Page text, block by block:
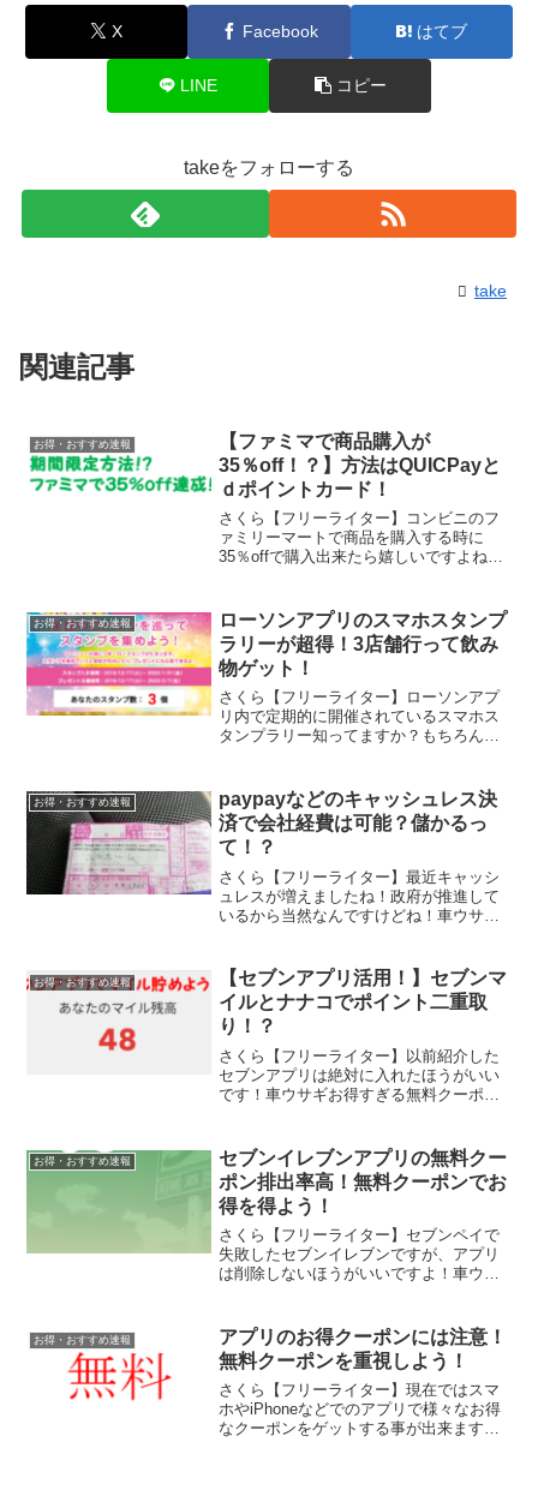
X Facebook はてブ
LINE コピー
takeをフォローする
take
関連記事
お得・おすすめ速報
【ファミマで商品購入が
35％off！？】方法はQUICPayと
ｄポイントカード！
さくら【フリーライター】コンビニのフ
ァミリーマートで商品を購入する時に
35％offで購入出来たら嬉しいですよね！
定ですが出来ます！ファミマ商品35％off
達成に必要な物...
お得・おすすめ速報
ローソンアプリのスマホスタンプ
ラリーが超得！3店舗行って飲み
物ゲット！
さくら【フリーライター】ローソンアプ
リ内で定期的に開催されているスマホス
タンプラリー知ってますか？もちろん！
「スマホスタンプラリー」です！スマホ
の位置情報をオンにして、近...
お得・おすすめ速報
paypayなどのキャッシュレス決
済で会社経費は可能？儲かるっ
て！？
さくら【フリーライター】最近キャッシ
ュレスが増えましたね！政府が推進して
いるから当然なんですけどね！車ウサギ
さくら【フリーライター】その通り！今
回は経費とキャッシュレス...
お得・おすすめ速報
【セブンアプリ活用！】セブンマ
イルとナナコでポイント二重取
り！？
さくら【フリーライター】以前紹介した
セブンアプリは絶対に入れたほうがいい
です！車ウサギお得すぎる無料クーポン
すよね！さくら【フリーライター】そ
う！その他にもナナコと連携...
お得・おすすめ速報
セブンイレブンアプリの無料クー
ポン排出率高！無料クーポンでお
得を得よう！
さくら【フリーライター】セブンペイで
失敗したセブンイレブンですが、アプリ
は削除しないほうがいいですよ！車ウサ
機能が無くてもとってもお得なアプリな
んです！セブンイレブンの...
お得・おすすめ速報
アプリのお得クーポンには注意！
無料クーポンを重視しよう！
さくら【フリーライター】現在ではスマ
ホやiPhoneなどでのアプリで様々なお得
なクーポンをゲットする事が出来ます